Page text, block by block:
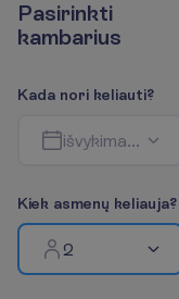
Pasirinkti
kambarius
Kada nori keliauti?
išvykimas g
Kiek asmenų keliauja?
2